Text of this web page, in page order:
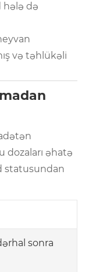
hələ də
və təhlükəli
əhatə
statusundan
sonra